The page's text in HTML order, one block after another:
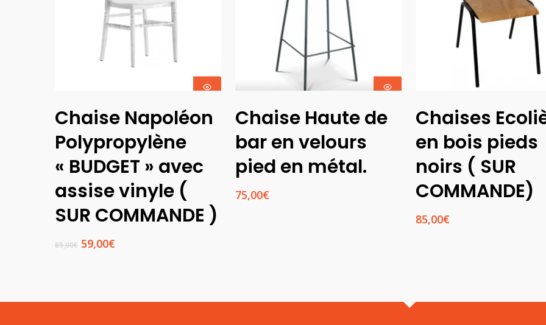
Panier
Chaise Napoléon
Polypropylène
« BUDGET » avec
assise vinyle (
SUR COMMANDE )
89,00€ Le
59,00€Le
Options
Chaise Haute de
bar en velours
pied en métal.
75,00€
Panier
Chaises
en bois pieds
noirs ( SUR
COMMANDE)
85,00€